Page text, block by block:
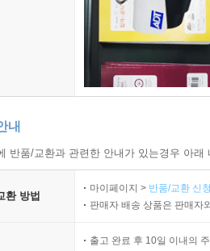
내
반품/교환과 관련한 안내가 있는경우 아
환 방법
마이페이지 > 반품/교환 신
판매자 배송 상품은 판매자
출고 완료 후 10일 이내의